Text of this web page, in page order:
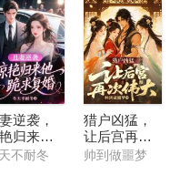
逆袭，
归来他
复婚
不耐冬
猎户凶猛，
让后宫再次
伟大
帅到做噩梦